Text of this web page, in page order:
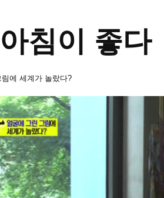
침이 좋다
에 세계가 놀랐다?